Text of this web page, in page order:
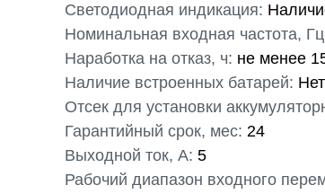
Светодиодная индикация:
Номинальная входная частота,
Наработка на отказ, ч: не менее
Наличие встроенных батарей: Нет
Отсек для установки
Гарантийный срок, мес: 24
Выходной ток, А: 5
Рабочий диапазон входного